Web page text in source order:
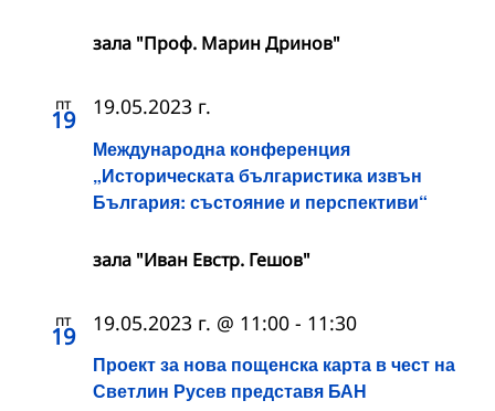
зала "Проф. Марин Дринов"
пт
19
Международна конференция
„Историческата българистика извън
България: състояние и перспективи“
19.05.2023 г.
зала "Иван Евстр. Гешов"
пт
19
Проект за нова пощенска карта в чест на
Светлин Русев представя БАН
19.05.2023 г. @ 11:00 - 11:30